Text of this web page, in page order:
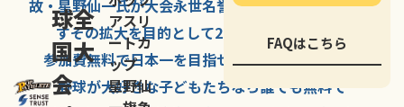
球全
国大
会
アスリ
ートカ
ップ
星野仙
FAQはこちら
故・星野仙一氏が大会永世名誉会長を務める、野球の
すその拡大を目的として2007年に
参加費無料で日本一を目指せる唯一の野球大会。
野球が大好きな子どもたちなら誰でも無料で